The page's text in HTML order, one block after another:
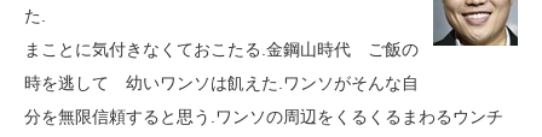
た.
まことに気付きなくておこたる.金鋼山時代 ご飯の
時を逃して 幼いワンソは飢えた.ワンソがそんな自
分を無限信頼すると思う.ワンソの周辺をくるくるまわるウンチ